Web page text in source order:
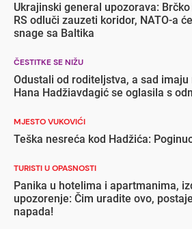
Ukrajinski general upozorava:
RS odluči zauzeti koridor, NATO-a
snage sa Baltika
ČESTITKE SE NIŽU
Odustali od roditeljstva, a sad imaju
Hana Hadžiavdagić se oglasila s
MJESTO VUKOVIĆI
Teška nesreća kod Hadžića:
TURISTI U OPASNOSTI
Panika u hotelima i apartmanima,
upozorenje: Čim uradite ovo,
napada!